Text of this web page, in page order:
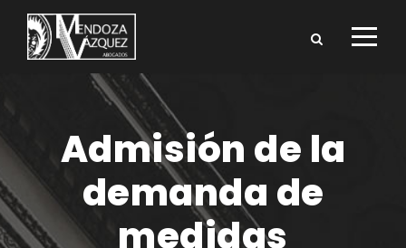
Admisión de la
demanda de
medidas